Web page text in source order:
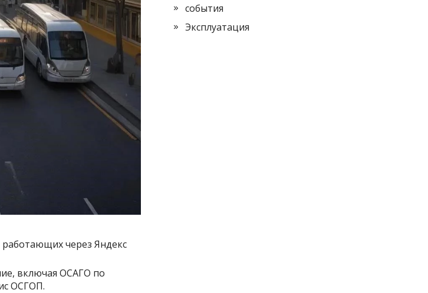
работающих через Яндекс
включая ОСАГО по
ОСГОП.
события
Эксплуатация